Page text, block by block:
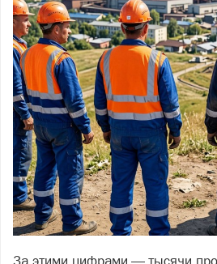
За этими цифрами — тысячи